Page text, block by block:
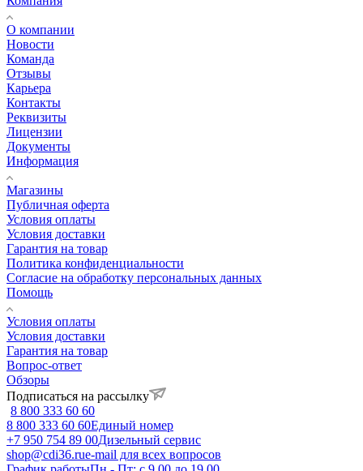
О компании
Новости
Команда
Отзывы
Карьера
Контакты
Реквизиты
Лицензии
Документы
Информация
Магазины
Публичная оферта
Условия оплаты
Условия доставки
Гарантия на товар
Политика конфиденциальности
Согласие на обработку персональных данных
Помощь
Условия оплаты
Условия доставки
Гарантия на товар
Вопрос-ответ
Обзоры
Подписаться на рассылку
8 800 333 60 60
8 800 333 60 60Единый номер
+7 950 754 89 00Дизельный сервис
shop@cdi36.rue-mail для всех вопросов